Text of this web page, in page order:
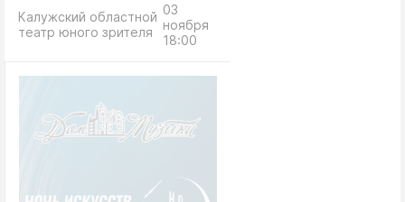
03
ноября
18:00
Калужский областной
театр юного зрителя